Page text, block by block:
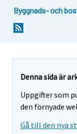
Byggnads- och
Denna sida är
Uppgifter som
den förnyade
Gå till den nya